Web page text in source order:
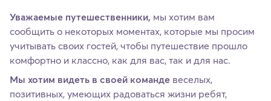
Уважаемые путешественники, мы хотим вам
сообщить о некоторых моментах, которые мы просим
учитывать своих гостей, чтобы путешествие прошло
комфортно и классно, как для вас, так и для нас.
Мы хотим видеть в своей команде веселых,
позитивных, умеющих радоваться жизни ребят,